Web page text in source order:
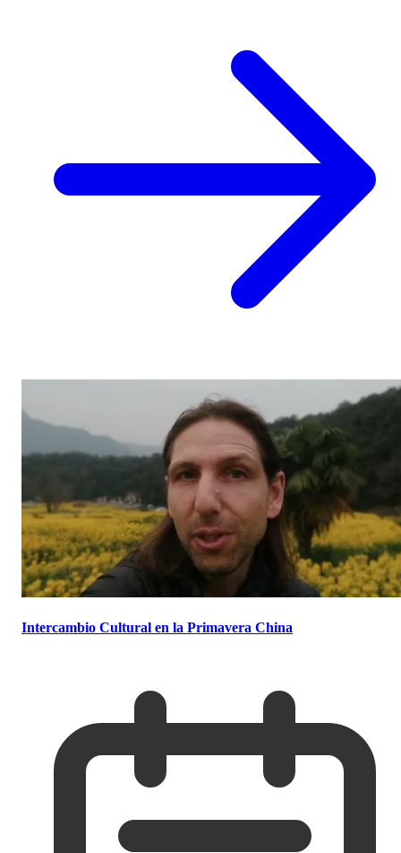
Intercambio Cultural en la Primavera China